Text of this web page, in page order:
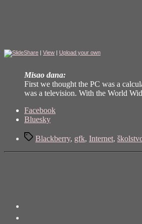
| View | Upload your own
Misao dana:
First we thought the PC was a
was a television. With the World
Share
"Mitovi
Hrvatskom
Facebook
Bluesky
TagsBlackberry, gfk, Internet,